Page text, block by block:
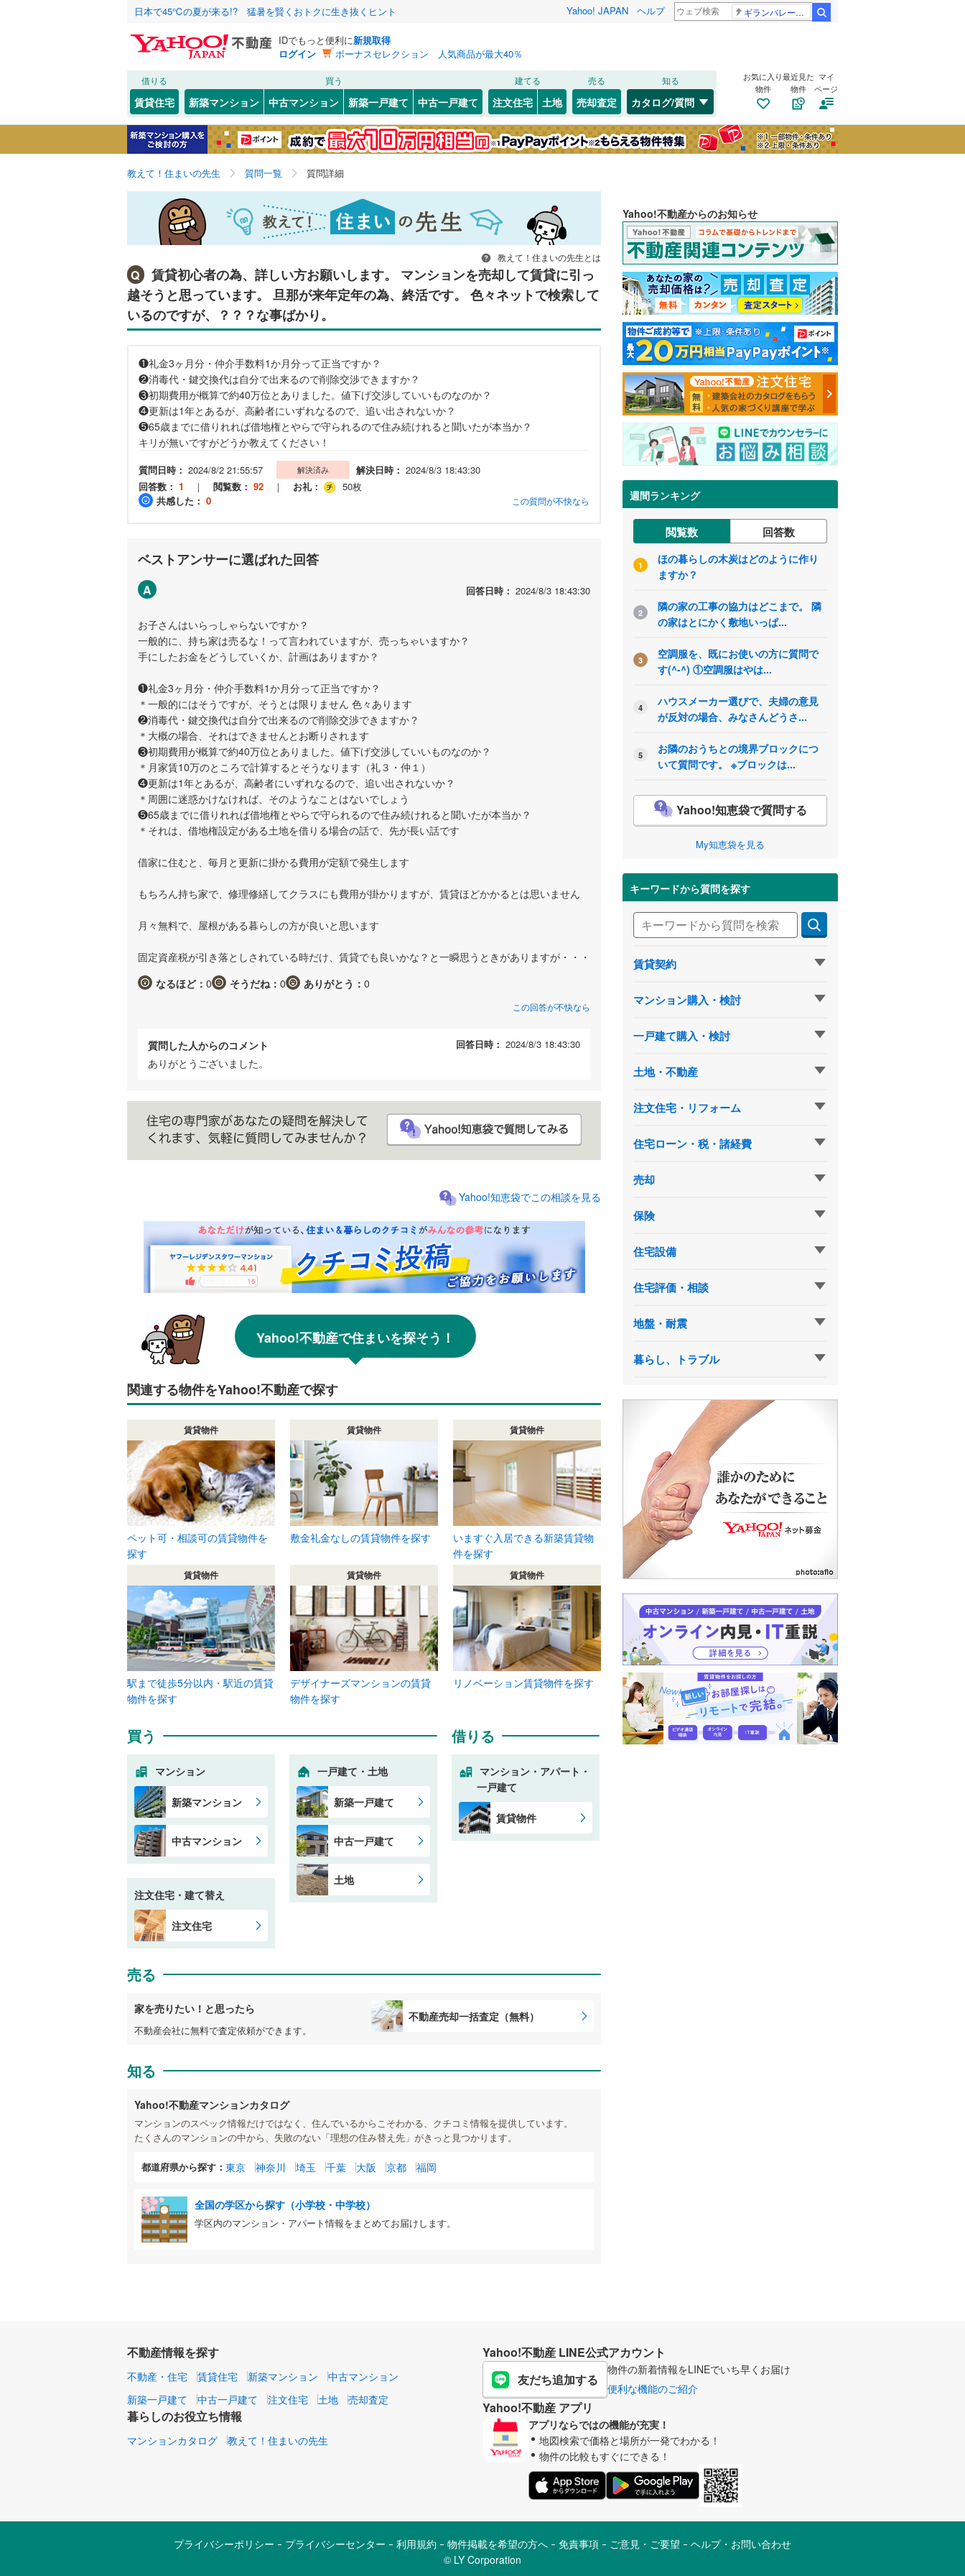
日本で45℃の夏が来る!? 猛暑を賢くおトクに生き抜くヒント Yahoo! JAPAN ヘルプ ギランバレー症候群
IDでもっと便利に新規取得
ログイン
ボーナスセレクション 人気商品が最大40％
借りる
賃貸住宅
買う
新築マンション 中古マンション 新築一戸建て 中古一戸建て
建てる
注文住宅 土地
売る
売却査定
知る
カタログ/質問
お気に入り
物件
最近見た
物件
マイ
ページ
教えて！住まいの先生 質問一覧 質問詳細
教えて！住まいの先生とは
Q
賃貸初心者の為、詳しい方お願いします。 マンションを売却して賃貸に引っ
越そうと思っています。 旦那が来年定年の為、終活です。 色々ネットで検索して
いるのですが、？？？な事ばかり。
❶礼金3ヶ月分・仲介手数料1か月分って正当ですか？
❷消毒代・鍵交換代は自分で出来るので削除交渉できますか？
❸初期費用が概算で約40万位とありました。値下げ交渉していいものなのか？
❹更新は1年とあるが、高齢者にいずれなるので、追い出されないか？
❺65歳までに借りれれば借地権とやらで守られるので住み続けれると聞いたが本当か？
キリが無いですがどうか教えてください！
質問日時： 2024/8/2 21:55:57 解決済み 解決日時： 2024/8/3 18:43:30
回答数： 1 ｜ 閲覧数： 92 ｜ お礼：
50枚
共感した： 0 この質問が不快なら
ベストアンサーに選ばれた回答
A 回答日時： 2024/8/3 18:43:30
お子さんはいらっしゃらないですか？
一般的に、持ち家は売るな！って言われていますが、売っちゃいますか？
手にしたお金をどうしていくか、計画はありますか？
❶礼金3ヶ月分・仲介手数料1か月分って正当ですか？
＊一般的にはそうですが、そうとは限りません 色々あります
❷消毒代・鍵交換代は自分で出来るので削除交渉できますか？
＊大概の場合、それはできませんとお断りされます
❸初期費用が概算で約40万位とありました。値下げ交渉していいものなのか？
＊月家賃10万のところで計算するとそうなります（礼３・仲１）
❹更新は1年とあるが、高齢者にいずれなるので、追い出されないか？
＊周囲に迷惑かけなければ、そのようなことはないでしょう
❺65歳までに借りれれば借地権とやらで守られるので住み続けれると聞いたが本当か？
＊それは、借地権設定がある土地を借りる場合の話で、先が長い話です
借家に住むと、毎月と更新に掛かる費用が定額で発生します
もちろん持ち家で、修理修繕してクラスにも費用が掛かりますが、賃貸ほどかかるとは思いません
月々無料で、屋根がある暮らしの方が良いと思います
固定資産税が引き落としされている時だけ、賃貸でも良いかな？と一瞬思うときがありますが・・・
なるほど： 0 そうだね： 0 ありがとう： 0
この回答が不快なら
質問した人からのコメント 回答日時： 2024/8/3 18:43:30
ありがとうございました。
Yahoo!知恵袋でこの相談を見る
Yahoo!不動産で住まいを探そう！
関連する物件をYahoo!不動産で探す
賃貸物件
ペット可・相談可の賃貸物件を
探す
賃貸物件
敷金礼金なしの賃貸物件を探す
賃貸物件
いますぐ入居できる新築賃貸物
件を探す
賃貸物件
駅まで徒歩5分以内・駅近の賃貸
物件を探す
賃貸物件
デザイナーズマンションの賃貸
物件を探す
賃貸物件
リノベーション賃貸物件を探す
買う
マンション
新築マンション
中古マンション
注文住宅・建て替え
注文住宅
一戸建て・土地
新築一戸建て
中古一戸建て
土地
借りる
マンション・アパート・
一戸建て
賃貸物件
売る
家を売りたい！と思ったら
不動産会社に無料で査定依頼ができます。
不動産売却一括査定（無料）
知る
Yahoo!不動産マンションカタログ
マンションのスペック情報だけではなく、住んでいるからこそわかる、クチコミ情報を提供しています。
たくさんのマンションの中から、失敗のない「理想の住み替え先」がきっと見つかります。
都道府県から探す： 東京 神奈川 埼玉 千葉 大阪 京都 福岡
全国の学区から探す（小学校・中学校）
学区内のマンション・アパート情報をまとめてお届けします。
Yahoo!不動産からのお知らせ
週間ランキング
閲覧数 回答数
1
ほの暮らしの木炭はどのように作り
ますか？
2
隣の家の工事の協力はどこまで。 隣
の家はとにかく敷地いっぱ...
3
空調服を、既にお使いの方に質問で
す(^-^) ①空調服はやは...
4
ハウスメーカー選びで、夫婦の意見
が反対の場合、みなさんどうさ...
5
お隣のおうちとの境界ブロックにつ
いて質問です。 ※ブロックは...
Yahoo!知恵袋で質問する
My知恵袋を見る
キーワードから質問を探す
賃貸契約
マンション購入・検討
一戸建て購入・検討
土地・不動産
注文住宅・リフォーム
住宅ローン・税・諸経費
売却
保険
住宅設備
住宅評価・相談
地盤・耐震
暮らし、トラブル
不動産情報を探す
不動産・住宅 賃貸住宅 新築マンション
中古マンション
新築一戸建て
中古一戸建て 注文住宅 土地 売却査定
暮らしのお役立ち情報
マンションカタログ 教えて！住まいの先生
Yahoo!不動産 LINE公式アカウント
友だち追加する
物件の新着情報をLINEでいち早くお届け
便利な機能のご紹介
Yahoo!不動産 アプリ
アプリならではの機能が充実！
地図検索で価格と場所が一発でわかる！
物件の比較もすぐにできる！
プライバシーポリシー プライバシーセンター 利用規約 物件掲載を希望の方へ 免責事項 ご意見・ご要望
ヘルプ・お問い合わせ
©︎ LY Corporation